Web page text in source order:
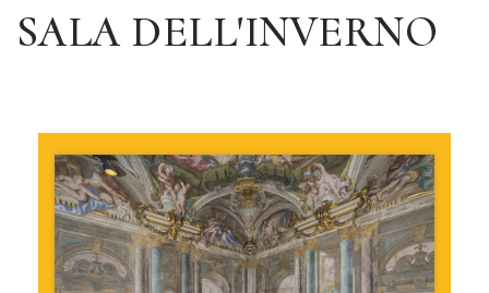
SALA DELL'INVERNO